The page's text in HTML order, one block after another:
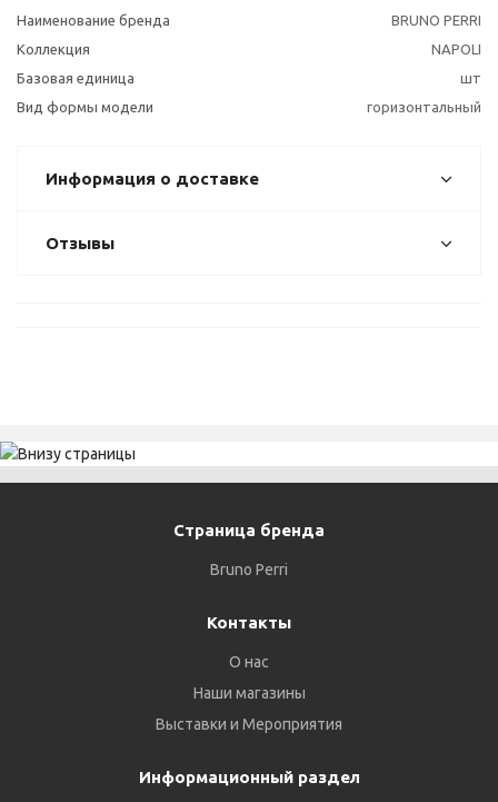
Наименование бренда
BRUNO PERRI
Коллекция
NAPOLI
Базовая единица
шт
Вид формы модели
горизонтальный
Информация о доставке
Отзывы
Страница бренда
Bruno Perri
Контакты
О нас
Наши магазины
Выставки и Мероприятия
Информационный раздел